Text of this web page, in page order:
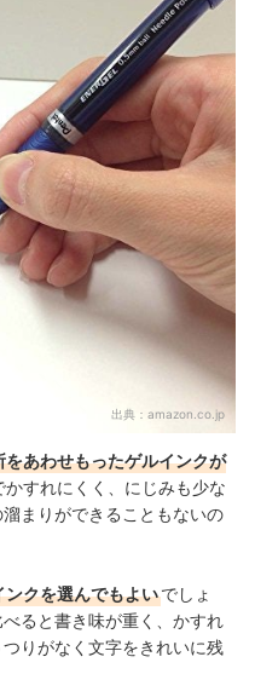
出典： amazon.co.jp
あわせもったゲルインクが
すれにくく、にじみも少な
まりができることもないの
クを選んでもよいでしょ
ると書き味が重く、かすれ
りがなく文字をきれいに残